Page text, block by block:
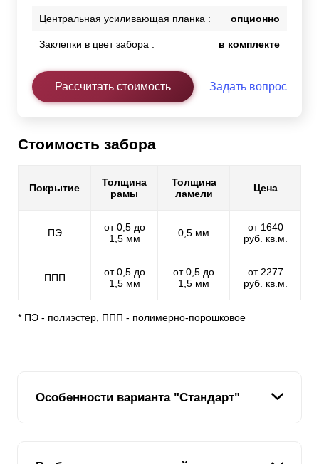
Центральная усиливающая планка : опционно
Заклепки в цвет забора : в комплекте
Рассчитать стоимость Задать вопрос
Стоимость забора
Покрытие
Толщина
рамы
Толщина
ламели
Цена
ПЭ
от 0,5 до
1,5 мм
0,5 мм
от 1640
руб. кв.м.
ППП
от 0,5 до
1,5 мм
от 0,5 до
1,5 мм
от 2277
руб. кв.м.
* ПЭ - полиэстер, ППП - полимерно-порошковое
Особенности варианта "Стандарт"
В линейке заборных конструкций вариант